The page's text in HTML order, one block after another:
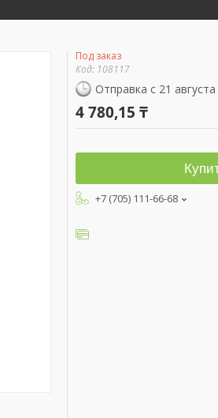
Под заказ
Код: 108117
Отправка с 21
4 780,15 ₸
+7 (705) 111-66-68